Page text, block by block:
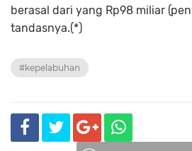
berasal dari yang Rp98 miliar
tandasnya.(*)
#kepelabuhan